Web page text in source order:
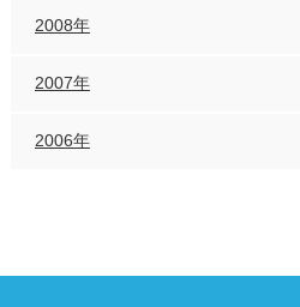
2008年
2007年
2006年